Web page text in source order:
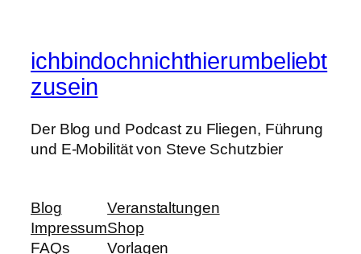
ichbindochnichthierumbeliebt
zusein
Der Blog und Podcast zu Fliegen, Führung
und E-Mobilität von Steve Schutzbier
Blog
Impressum
FAQs
Veranstaltungen
Shop
Vorlagen